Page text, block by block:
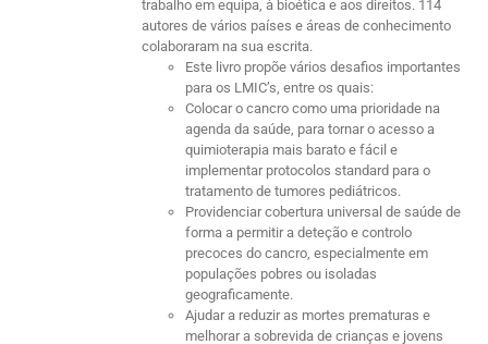
trabalho em equipa, à bioética e aos direitos. 114
autores de vários países e áreas de conhecimento
colaboraram na sua escrita.
Este livro propõe vários desafios importantes
para os LMIC’s, entre os quais:
Colocar o cancro como uma prioridade na
agenda da saúde, para tornar o acesso a
quimioterapia mais barato e fácil e
implementar protocolos standard para o
tratamento de tumores pediátricos.
Providenciar cobertura universal de saúde de
forma a permitir a deteção e controlo
precoces do cancro, especialmente em
populações pobres ou isoladas
geograficamente.
Ajudar a reduzir as mortes prematuras e
melhorar a sobrevida de crianças e jovens